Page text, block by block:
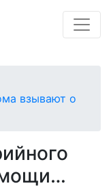
взывают о